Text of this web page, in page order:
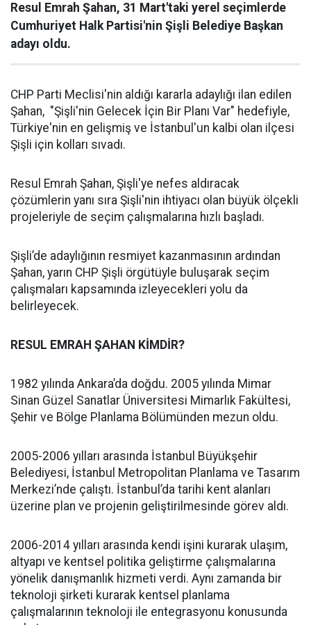
Resul Emrah Şahan, 31 Mart'taki yerel seçimlerde
Cumhuriyet Halk Partisi'nin Şişli Belediye Başkan
adayı oldu.
CHP Parti Meclisi'nin aldığı kararla adaylığı ilan edilen
Şahan, "Şişli'nin Gelecek İçin Bir Planı Var" hedefiyle,
Türkiye'nin en gelişmiş ve İstanbul'un kalbi olan ilçesi
Şişli için kolları sıvadı.
Resul Emrah Şahan, Şişli'ye nefes aldıracak
çözümlerin yanı sıra Şişli'nin ihtiyacı olan büyük ölçekli
projeleriyle de seçim çalışmalarına hızlı başladı.
Şişli’de adaylığının resmiyet kazanmasının ardından
Şahan, yarın CHP Şişli örgütüyle buluşarak seçim
çalışmaları kapsamında izleyecekleri yolu da
belirleyecek.
RESUL EMRAH ŞAHAN KİMDİR?
1982 yılında Ankara’da doğdu. 2005 yılında Mimar
Sinan Güzel Sanatlar Üniversitesi Mimarlık Fakültesi,
Şehir ve Bölge Planlama Bölümünden mezun oldu.
2005-2006 yılları arasında İstanbul Büyükşehir
Belediyesi, İstanbul Metropolitan Planlama ve Tasarım
Merkezi’nde çalıştı. İstanbul’da tarihi kent alanları
üzerine plan ve projenin geliştirilmesinde görev aldı.
2006-2014 yılları arasında kendi işini kurarak ulaşım,
altyapı ve kentsel politika geliştirme çalışmalarına
yönelik danışmanlık hizmeti verdi. Aynı zamanda bir
teknoloji şirketi kurarak kentsel planlama
çalışmalarının teknoloji ile entegrasyonu konusunda